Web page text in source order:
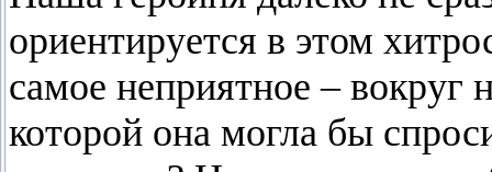
ориентируется в этом
самое неприятное –
которой она могла бы